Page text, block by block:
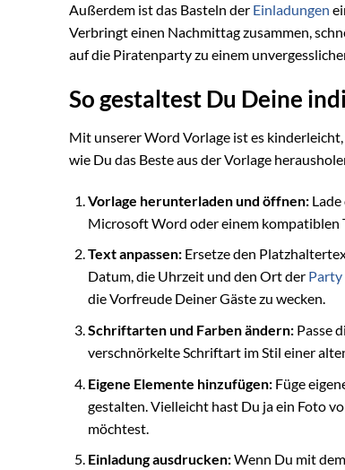
Außerdem ist das Basteln der Einladungen
Verbringt einen Nachmittag zusammen,
auf die Piratenparty zu einem
So gestaltest Du Deine
Mit unserer Word Vorlage ist es
wie Du das Beste aus der Vorlage
Vorlage herunterladen und öffnen:Lade
Microsoft Word oder einem kompatiblen
Text anpassen:Ersetze den
Datum, die Uhrzeit und den Ort der Party
die Vorfreude Deiner Gäste zu wecken.
Schriftarten und Farben ändern:Passe
verschnörkelte Schriftart im Stil einer
Eigene Elemente hinzufügen:Füge
gestalten. Vielleicht hast Du ja ein Foto
möchtest.
Einladung ausdrucken:Wenn Du mit